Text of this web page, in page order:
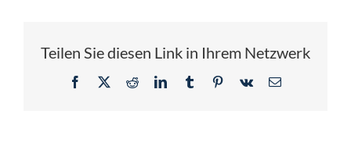
Aktuell
Teilen Sie diesen Link in Ihrem Netzwerk
Facebook
X RedditLinkedInTumblr Pinterest
Vk
E-